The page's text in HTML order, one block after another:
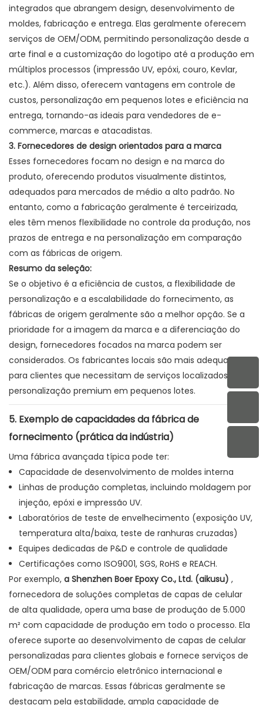
integrados que abrangem design, desenvolvimento de
moldes, fabricação e entrega. Elas geralmente oferecem
serviços de OEM/ODM, permitindo personalização desde a
arte final e a customização do logotipo até a produção em
múltiplos processos (impressão UV, epóxi, couro, Kevlar,
etc.). Além disso, oferecem vantagens em controle de
custos, personalização em pequenos lotes e eficiência na
entrega, tornando-as ideais para vendedores de e-
commerce, marcas e atacadistas.
3. Fornecedores de design orientados para a marca
Esses fornecedores focam no design e na marca do
produto, oferecendo produtos visualmente distintos,
adequados para mercados de médio a alto padrão. No
entanto, como a fabricação geralmente é terceirizada,
eles têm menos flexibilidade no controle da produção, nos
prazos de entrega e na personalização em comparação
com as fábricas de origem.
Resumo da seleção:
Se o objetivo é a eficiência de custos, a flexibilidade de
personalização e a escalabilidade do fornecimento, as
fábricas de origem geralmente são a melhor opção. Se a
prioridade for a imagem da marca e a diferenciação do
design, fornecedores focados na marca podem ser
considerados. Os fabricantes locais são mais adequados
para clientes que necessitam de serviços localizados e
personalização premium em pequenos lotes.
5. Exemplo de capacidades da fábrica de
fornecimento (prática da indústria)
Uma fábrica avançada típica pode ter:
Capacidade de desenvolvimento de moldes interna
Linhas de produção completas, incluindo moldagem por
injeção, epóxi e impressão UV.
Laboratórios de teste de envelhecimento (exposição UV,
temperatura alta/baixa, teste de ranhuras cruzadas)
Equipes dedicadas de P&D e controle de qualidade
Certificações como ISO9001, SGS, RoHS e REACH.
Por exemplo, a Shenzhen Boer Epoxy Co., Ltd. (aikusu) ,
fornecedora de soluções completas de capas de celular
de alta qualidade, opera uma base de produção de 5.000
m² com capacidade de produção em todo o processo. Ela
oferece suporte ao desenvolvimento de capas de celular
personalizadas para clientes globais e fornece serviços de
OEM/ODM para comércio eletrônico internacional e
fabricação de marcas. Essas fábricas geralmente se
destacam pela estabilidade, ampla capacidade de